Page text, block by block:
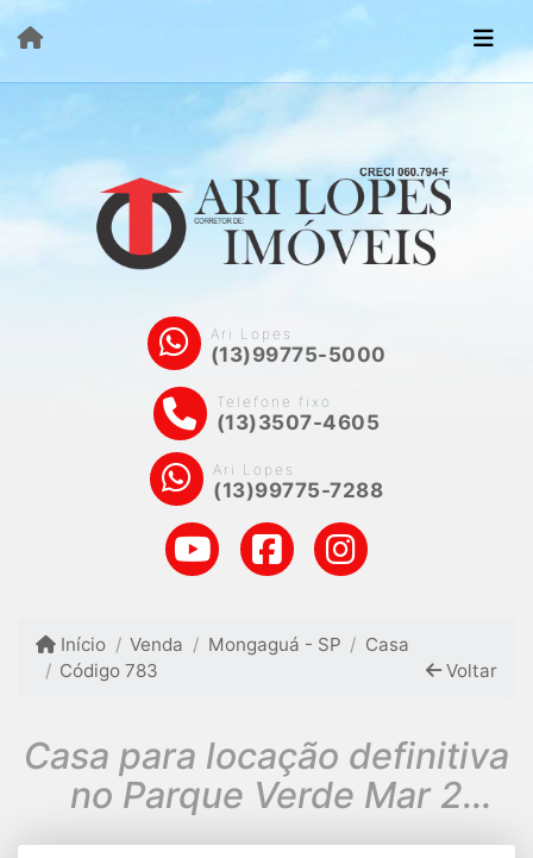
Ari Lopes
(13)99775-5000
Telefone fixo
(13)3507-4605
Ari Lopes
(13)99775-7288
Início Venda Mongaguá - SP
Casa
Código 783
Voltar
Casa para locação definitiva
no Parque Verde Mar 2
dorms e 2 vagas